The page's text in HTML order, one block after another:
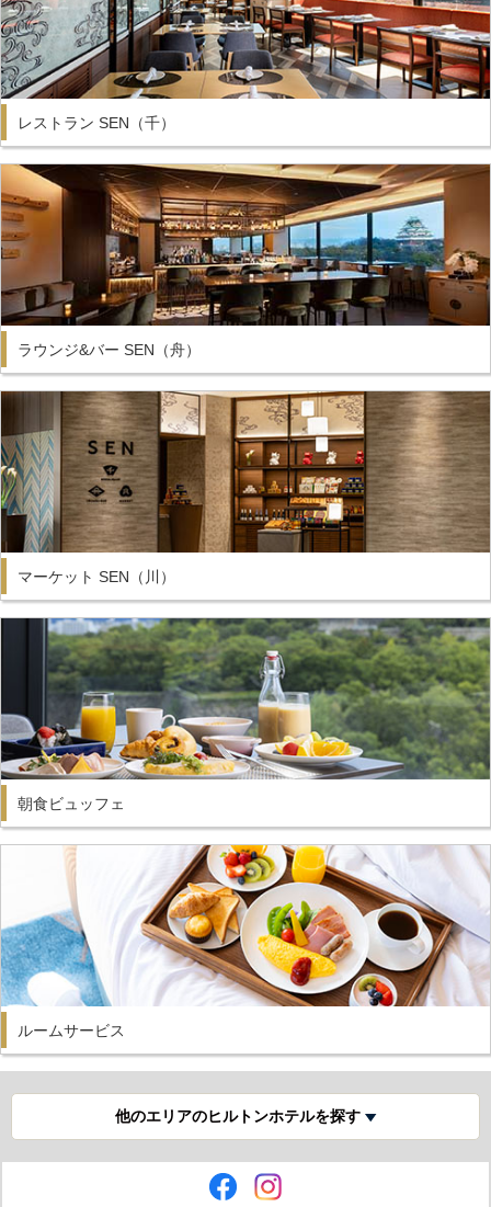
レストラン SEN（千）
ラウンジ&バー SEN（舟）
マーケット SEN（川）
朝食ビュッフェ
ルームサービス
他のエリアのヒルトンホテルを探す